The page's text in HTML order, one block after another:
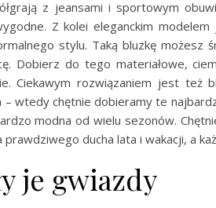
z jeansami i sportowym
Z kolei eleganckim modelem
stylu. Taką bluzkę możesz
Dobierz do tego materiałowe,
Ciekawym rozwiązaniem jest też
– wtedy chętnie dobieramy te
modna od wielu sezonów.
prawdziwego ducha lata i wakacji, a
je gwiazdy